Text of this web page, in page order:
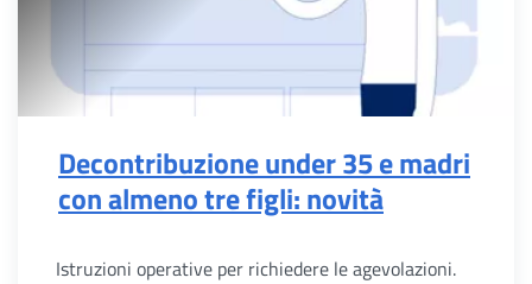
Decontribuzione under 35 e madri
con almeno tre figli: novità
Istruzioni operative per richiedere le agevolazioni.